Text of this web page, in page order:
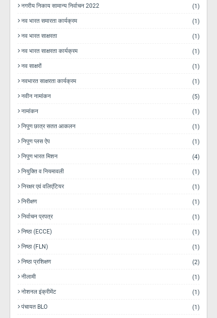
नगरीय निकाय सामान्य निर्वाचन 2022 (1)
नव भारत समारता कार्यक्रम (1)
नव भारत साक्षरता (1)
नव भारत साक्षरता कार्यक्रम (1)
नव साक्षरों (1)
नवभारत साक्षरता कार्यक्रम (1)
नवीन नामांकन (5)
नामांकन (1)
निपुण छात्र सतत आकलन (1)
निपुण प्लस ऐप (1)
निपुण भारत मिशन (4)
नियुक्ति व नियमावली (1)
निरक्षर एवं वलिएंटियर (1)
निरीक्षण (1)
निर्वाचन प्रपत्र (1)
निष्ठा (ECCE) (1)
निष्ठा (FLN) (1)
निष्ठा प्रशिक्षण (2)
नीलामी (1)
नोशनल इंक्रीमेंट (1)
पंचायत BLO (1)